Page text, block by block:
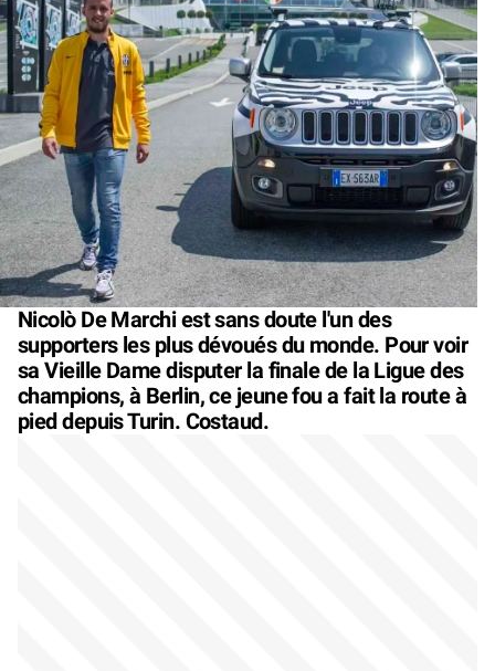
Nicolò De Marchi est sans doute l'un des
supporters les plus dévoués du monde. Pour voir
sa Vieille Dame disputer la finale de la Ligue des
champions, à Berlin, ce jeune fou a fait la route à
pied depuis Turin. Costaud.